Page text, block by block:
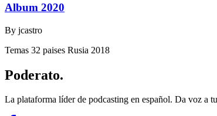
Album 2020
By jcastro
Temas 32 paises Rusia 2018
Poderato.
La plataforma líder de podcasting en español. Da voz a